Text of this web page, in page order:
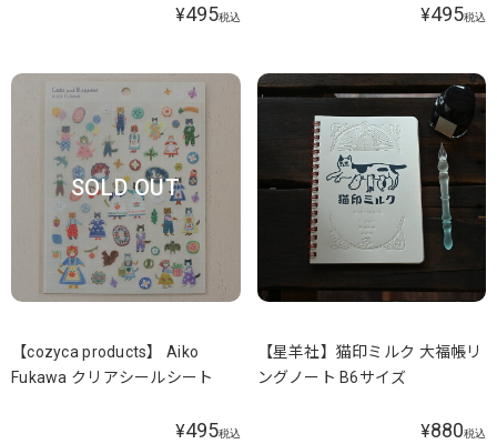
¥495税込 ¥495税込
SOLD OUT
【cozyca products】 Aiko
Fukawa クリアシールシート
¥495税込
【星羊社】猫印ミルク 大福帳リ
ングノート B6サイズ
¥880税込